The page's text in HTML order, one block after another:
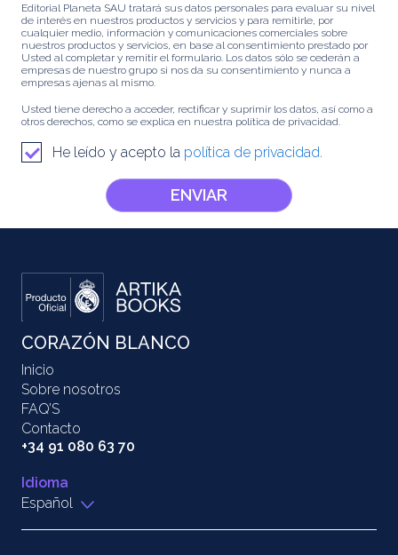
Editorial Planeta SAU tratará sus datos personales para evaluar su nivel
de interés en nuestros productos y servicios y para remitirle, por
cualquier medio, información y comunicaciones comerciales sobre
nuestros productos y servicios, en base al consentimiento prestado por
Usted al completar y remitir el formulario. Los datos sólo se cederán a
empresas de nuestro grupo si nos da su consentimiento y nunca a
empresas ajenas al mismo.
Usted tiene derecho a acceder, rectificar y suprimir los datos, así como a
otros derechos, como se explica en nuestra política de privacidad.
He leído y acepto la política de privacidad.
ENVIAR
CORAZÓN BLANCO
Inicio
Sobre nosotros
FAQ’S
Contacto
+34 91 080 63 70
Idioma
Español